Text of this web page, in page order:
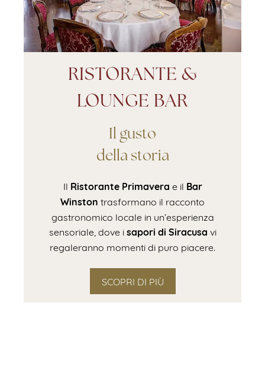
RISTORANTE &
LOUNGE BAR
Il gusto
della storia
Il Ristorante Primavera e il Bar
Winston trasformano il racconto
gastronomico locale in un’esperienza
sensoriale, dove isapori di Siracusa vi
regaleranno momenti di puro piacere.
SCOPRI DI PIÙ